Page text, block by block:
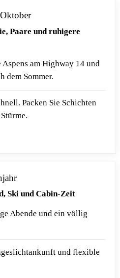
Paare und ruhigere
am Highway 14 und
dem Sommer.
Packen Sie Schichten
Ski und Cabin-Zeit
Abende und ein völlig
und flexible